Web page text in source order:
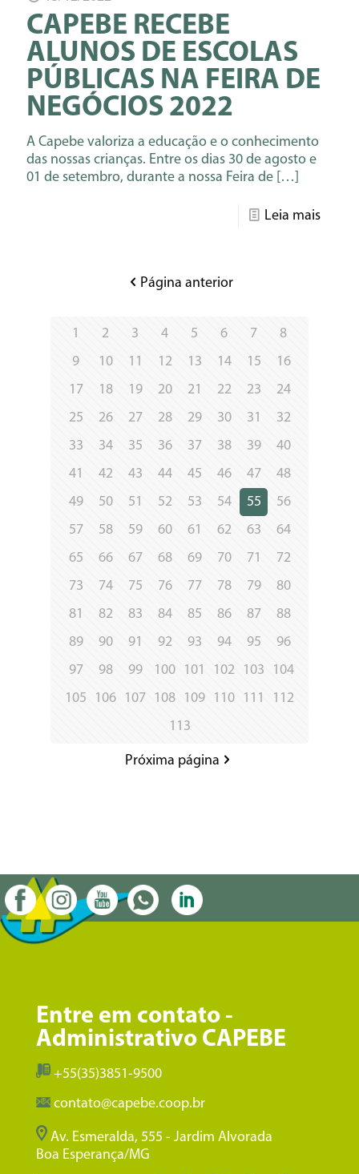
CAPEBE RECEBE
ALUNOS DE ESCOLAS
PÚBLICAS NA FEIRA DE
NEGÓCIOS 2022
A Capebe valoriza a educação e o conhecimento
das nossas crianças. Entre os dias 30 de agosto e
01 de setembro, durante a nossa Feira de […]
Leia mais
Página anterior
1 2 3 4 5 6 7
8
9
10 11 12 13 14 15
16
17
18 19 20 21 22 23
24
25
26 27 28 29 30 31
32
33
34 35 36 37 38 39
40
41
42 43 44 45 46 47
48
49
50 51 52 53 54 55
56
57
58 59 60 61 62 63
64
65
66 67 68 69 70 71
72
73
74 75 76 77 78 79
80
81
82 83 84 85 86 87
88
89
90 91 92 93 94 95
96
97
98 99 100 101 102 103
104
105
106 107 108 109 110 111
112
113
Próxima página
Entre em contato -
Administrativo CAPEBE
+55(35)3851-9500
contato@capebe.coop.br
Av. Esmeralda, 555 - Jardim Alvorada
Boa Esperança/MG